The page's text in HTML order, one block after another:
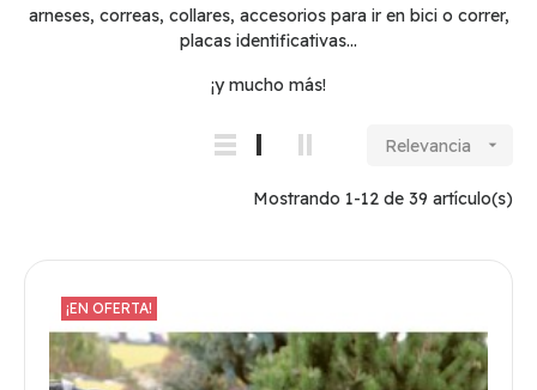
arneses, correas, collares, accesorios para ir en bici o correr,
placas identificativas...
¡y mucho más!
Relevancia 
Mostrando 1-12 de 39 artículo(s)
¡EN OFERTA!